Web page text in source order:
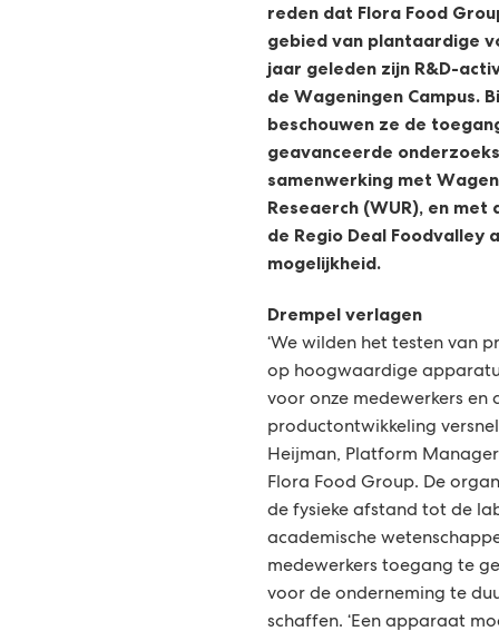
reden dat Flora Food
gebied van plantaardige
jaar geleden zijn R&D-
de Wageningen Campus.
beschouwen ze de
geavanceerde
samenwerking met
Reseaerch (WUR), en met
de Regio Deal Foodvalley
mogelijkheid.
Drempel verlagen
‘We wilden het testen van
op hoogwaardige
voor onze medewerkers en
productontwikkeling
Heijman, Platform
Flora Food Group. De
de fysieke afstand tot de
academische
medewerkers toegang te
voor de onderneming te
schaffen. ‘Een apparaat